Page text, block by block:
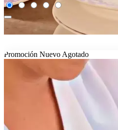
Promoción Nuevo Agotado